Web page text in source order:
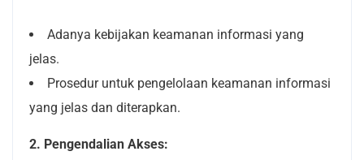
Adanya kebijakan keamanan informasi yang
jelas.
Prosedur untuk pengelolaan keamanan informasi
yang jelas dan diterapkan.
2. Pengendalian Akses: